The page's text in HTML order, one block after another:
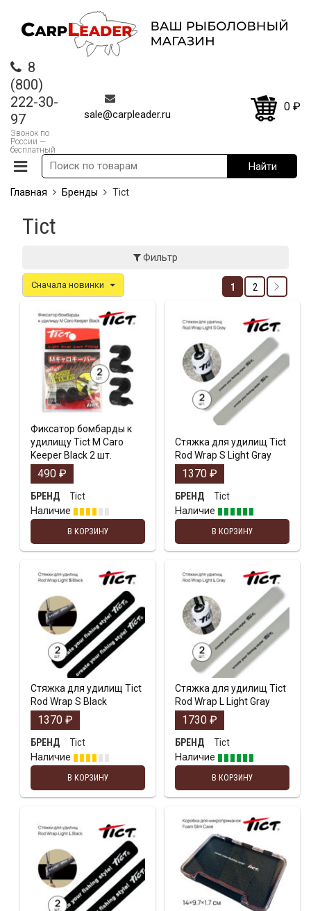
8
(800)
222-30-
97
Звонок по
России —
бесплатный
sale@carpleader.ru
0 ₽
Главная Бренды Tict
Tict
Фильтр
Сначала новинки 1 2
Фиксатор бомбарды к
удилищу Tict M Caro
Keeper Black 2 шт.
490 ₽
БРЕНД
Tict
Наличие
В КОРЗИНУ
Стяжка для удилищ Tict
Rod Wrap S Light Gray
1370 ₽
БРЕНД
Tict
Наличие
В КОРЗИНУ
Стяжка для удилищ Tict
Rod Wrap S Black
1370 ₽
БРЕНД
Tict
Наличие
В КОРЗИНУ
Стяжка для удилищ Tict
Rod Wrap L Light Gray
1730 ₽
БРЕНД
Tict
Наличие
В КОРЗИНУ